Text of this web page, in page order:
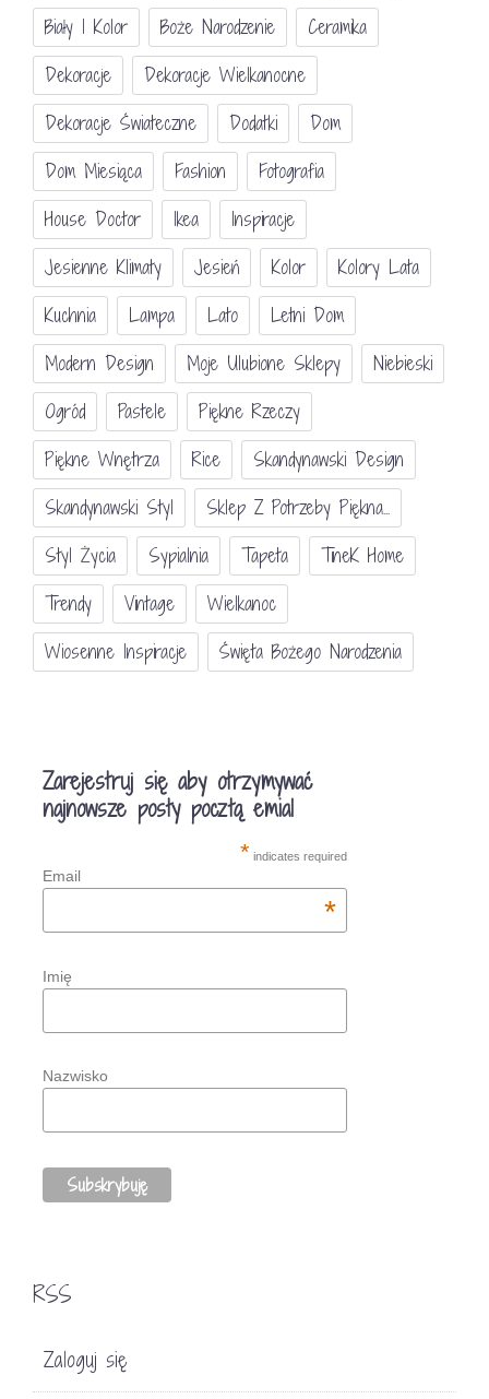
Biały I Kolor
Boże Narodzenie
Ceramika
Dekoracje
Dekoracje Wielkanocne
Dekoracje Świateczne
Dodatki
Dom
Dom Miesiąca
Fashion
Fotografia
House Doctor
Ikea
Inspiracje
Jesienne Klimaty
Jesień Kolor
Kolory Lata
Kuchnia
Lampa Lato
Letni Dom
Modern Design
Moje Ulubione Sklepy
Niebieski
Ogród
Pastele
Piękne Rzeczy
Piękne Wnętrza
Rice
Skandynawski Design
Skandynawski Styl
Sklep Z Potrzeby Piękna...
Styl Życia
Sypialnia Tapeta
TineK Home
Trendy
Vintage
Wielkanoc
Wiosenne Inspiracje
Święta Bożego Narodzenia
Zarejestruj się aby otrzymywać
najnowsze posty pocztą emial
* indicates required
Email
*
Imię
Nazwisko
RSS
Zaloguj się